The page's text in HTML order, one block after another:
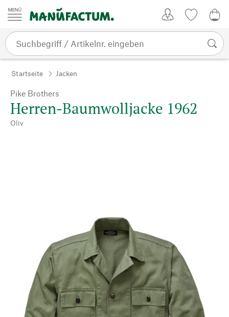
Zum Inhalt springen
Startseite Jacken
Pike Brothers
Herren-Baumwolljacke 1962
Oliv